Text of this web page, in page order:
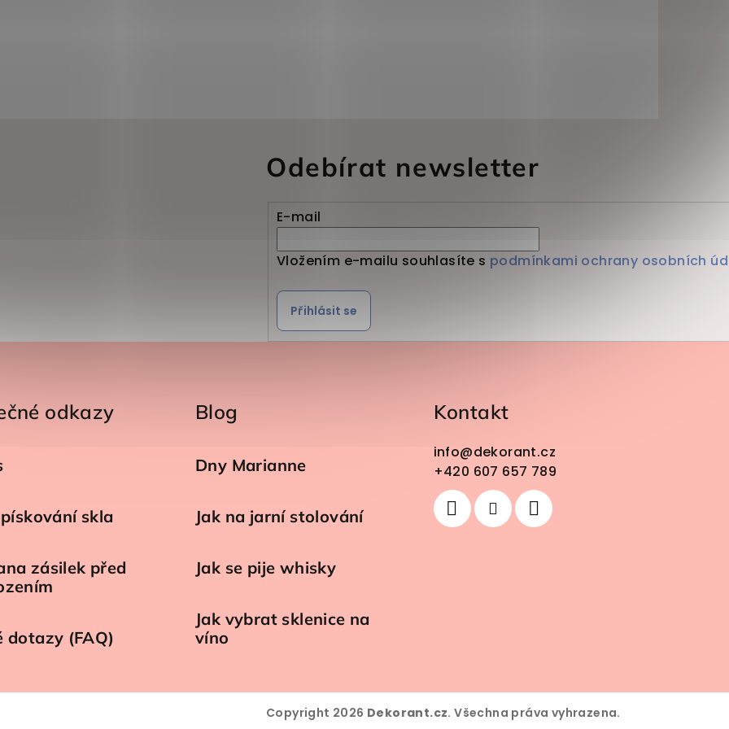
Odebírat newsletter
E-mail
Vložením e-mailu souhlasíte s podmínkami ochrany osobních
Přihlásit se
odkazy
skla
zásilek před
dotazy (FAQ)
Blog
Dny Marianne
Jak na jarní stolování
Jak se pije whisky
Jak vybrat sklenice na
víno
Kontakt
info@dekorant.cz
+420 607 657 789
Copyright 2026 Dekorant.cz. Všechna práva vyhrazena.